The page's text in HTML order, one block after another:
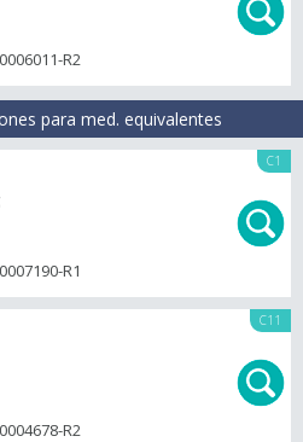
R2
para med. equivalentes
C1
R1
C11
R2